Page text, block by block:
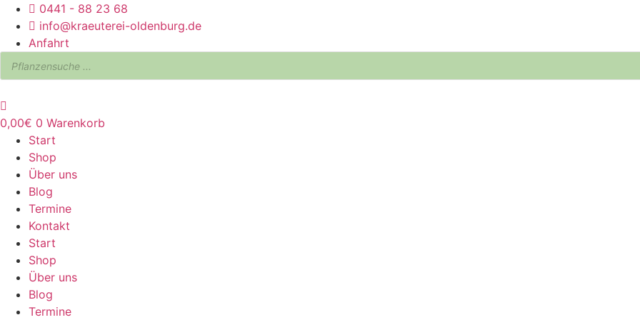
Zum
Inhalt
springen
0441 - 88 23 68
info@kraeuterei-oldenburg.de
Anfahrt
Products
search
0,00€ 0 Warenkorb
Start
Shop
Über uns
Blog
Termine
Kontakt
Start
Shop
Über uns
Blog
Termine